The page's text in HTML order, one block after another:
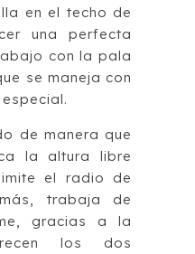
en el techo de
una perfecta
con la pala
se maneja con
de manera que
la altura libre
el radio de
trabaja de
gracias a la
los dos